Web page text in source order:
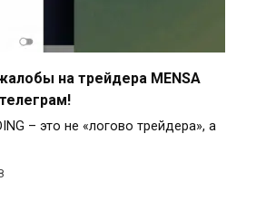
на трейдера MENSA
– это не «логово трейдера», а